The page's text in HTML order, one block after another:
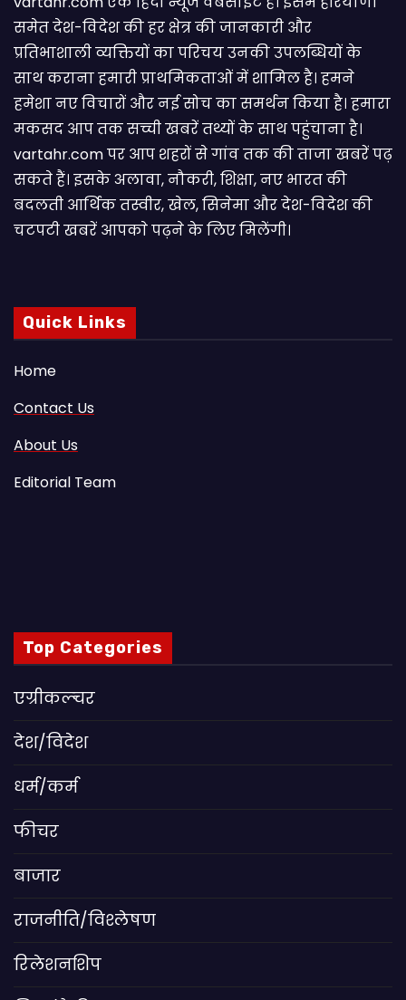
समेत देश-विदेश की हर क्षेत्र की जानकारी और
प्रतिभाशाली व्यक्तियों का परिचय उनकी उपलब्धियों के
साथ कराना हमारी प्राथमिकताओं में शामिल है। हमने
हमेशा नए विचारों और नई सोच का समर्थन किया है। हमारा
मकसद आप तक सच्ची खबरें तथ्यों के साथ पहुंचाना है।
vartahr.com पर आप शहरों से गांव तक की ताजा खबरें पढ़
सकते हैं। इसके अलावा, नौकरी, शिक्षा, नए भारत की
बदलती आर्थिक तस्वीर, खेल, सिनेमा और देश-विदेश की
चटपटी खबरें आपकाे पढ़ने के लिए मिलेंगी।
Quick Links
Home
Contact Us
About Us
Editorial Team
Top Categories
एग्रीकल्चर
देश/विदेश
धर्म/कर्म
फीचर
बाजार
राजनीति/विश्लेषण
रिलेशनशिप